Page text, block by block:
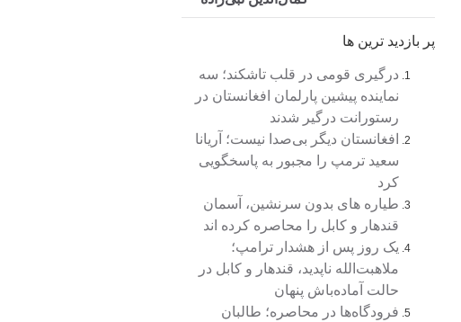
شد
پر بازدید ترین ها
درگیری قومی در قلب تاشکند؛ سه
نماینده پیشین پارلمان افغانستان در
رستورانت درگیر شدند
افغانستان دیگر بی‌صدا نیست؛ آریانا
سعید ترمپ را مجبور به پاسخگویی
کرد
طیاره های بدون سرنشین، آسمان
قندهار و کابل را محاصره کرده اند
یک روز پس از هشدار ترامپ؛
ملاهبت‌الله ناپدید، قندهار و کابل در
حالت آماده‌باش پنهان
فرودگاه‌ها در محاصره؛ طالبان